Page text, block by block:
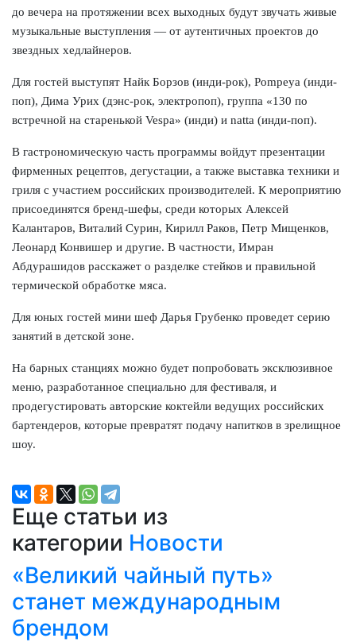
до вечера на протяжении всех выходных будут звучать живые
музыкальные выступления — от аутентичных проектов до
звездных хедлайнеров.
Для гостей выступят Найк Борзов (инди-рок), Pompeya (инди-
поп), Дима Урих (дэнс-рок, электропоп), группа «130 по
встречной на старенькой Vespa» (инди) и natta (инди-поп).
В гастрономическую часть программы войдут презентации
фирменных рецептов, дегустации, а также выставка техники и
гриля с участием российских производителей. К мероприятию
присоединятся бренд-шефы, среди которых Алексей
Калантаров, Виталий Сурин, Кирилл Раков, Петр Мищенков,
Леонард Конвишер и другие. В частности, Имран
Абдурашидов расскажет о разделке стейков и правильной
термической обработке мяса.
Для юных гостей мини шеф Дарья Грубенко проведет серию
занятий в детской зоне.
На барных станциях можно будет попробовать эксклюзивное
меню, разработанное специально для фестиваля, и
продегустировать авторские коктейли ведущих российских
бартендеров, которые превратят подачу напитков в зрелищное
шоу.
Еще статьи из
категории Новости
«Великий чайный путь»
станет международным
брендом